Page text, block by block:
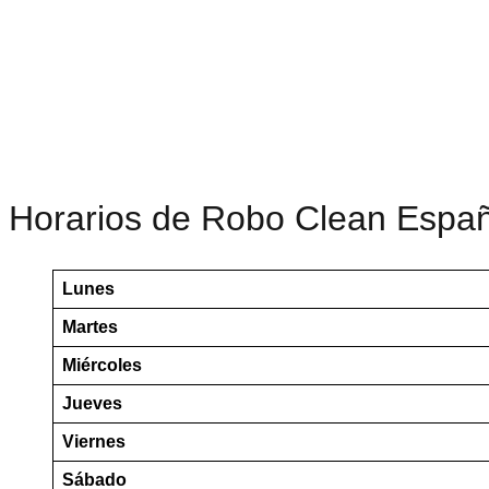
Horarios de Robo Clean
Lunes
Martes
Miércoles
Jueves
Viernes
Sábado